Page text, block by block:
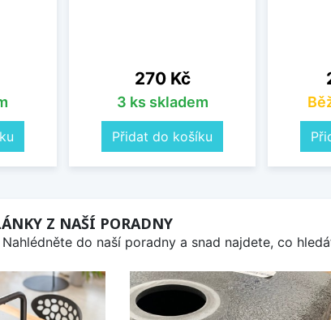
Cena
270 Kč
3 ks skladem
Přidat do košíku
Z NAŠÍ PORADNY
do naší poradny a snad najdete, co